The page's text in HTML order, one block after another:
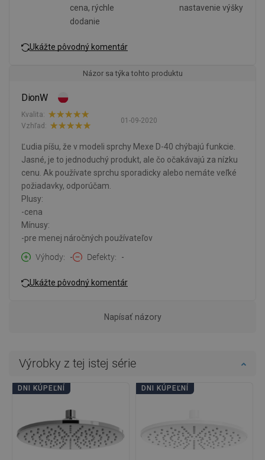
cena, rýchle
dodanie
nastavenie výšky
Ukážte pôvodný komentár
Názor sa týka tohto produktu
DionW
01-09-2020
Kvalita:
Vzhľad:
Ľudia píšu, že v modeli sprchy Mexe D-40 chýbajú funkcie.
Jasné, je to jednoduchý produkt, ale čo očakávajú za nízku
cenu. Ak používate sprchu sporadicky alebo nemáte veľké
požiadavky, odporúčam.
Plusy:
-cena
Mínusy:
-pre menej náročných používateľov
Výhody
- Defekty -
Ukážte pôvodný komentár
Napísať názory
Výrobky z tej istej série
DNI KÚPEĽNÍ DNI KÚPEĽNÍ